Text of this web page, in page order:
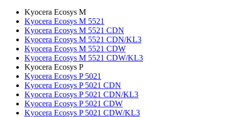
Kyocera Ecosys M
Kyocera Ecosys M 5521
Kyocera Ecosys M 5521 CDN
Kyocera Ecosys M 5521 CDN/KL3
Kyocera Ecosys M 5521 CDW
Kyocera Ecosys M 5521 CDW/KL3
Kyocera Ecosys P
Kyocera Ecosys P 5021
Kyocera Ecosys P 5021 CDN
Kyocera Ecosys P 5021 CDN/KL3
Kyocera Ecosys P 5021 CDW
Kyocera Ecosys P 5021 CDW/KL3